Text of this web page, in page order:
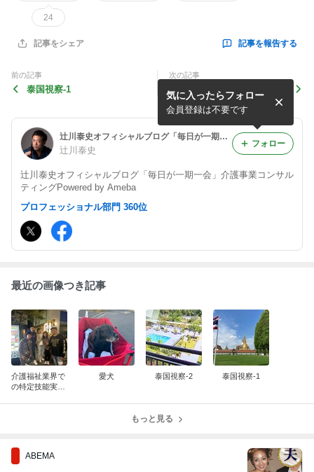
24
記事をシェア 記事を報告する
前の記事
泰国視察-1
次の記事
一緒に別府に行きましょう！
辻川泰史オフィシャルブログ「毎日が一期一会」Powered by Ameba
辻川泰史
辻川泰史オフィシャルブログ「毎日が一期一会」介護事業コンサル
ティングPowered by Ameba
気に入ったらフォロー
会員登録は不要です
フォロー
プロフェッショナル部門 360位
最近の画像つき記事
介護福祉業界で
の特定技能実習
愛犬 泰国視察-2 泰国視察-1
もっと見る
ABEMA